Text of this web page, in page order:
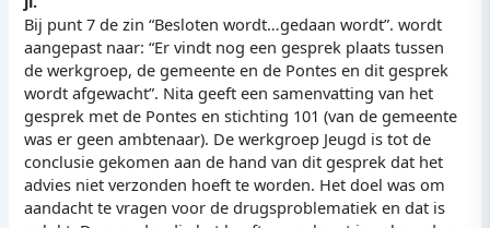
Bij punt 7 de zin “Besloten wordt…gedaan wordt”. wordt
aangepast naar: “Er vindt nog een gesprek plaats tussen
de werkgroep, de gemeente en de Pontes en dit gesprek
wordt afgewacht”. Nita geeft een samenvatting van het
gesprek met de Pontes en stichting 101 (van de gemeente
was er geen ambtenaar). De werkgroep Jeugd is tot de
conclusie gekomen aan de hand van dit gesprek dat het
advies niet verzonden hoeft te worden. Het doel was om
aandacht te vragen voor de drugsproblematiek en dat is